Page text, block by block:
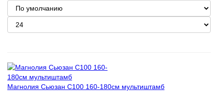
Магнолия Сьюзан С100 160-180см мультиштамб